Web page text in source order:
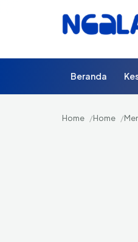
Beranda
Home Home